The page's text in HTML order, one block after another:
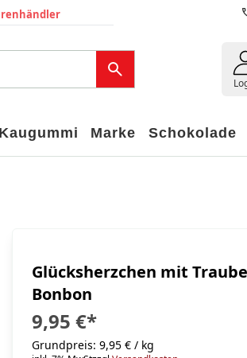
Kaugummi Marke Schokolade
Glücksherzchen mit
Bonbon
9,95 €*
Grundpreis: 9,95 € / kg